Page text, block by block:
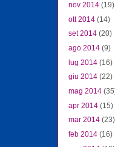
nov 2014 (19)
ott 2014 (14)
set 2014 (20)
ago 2014 (9)
lug 2014 (16)
giu 2014 (22)
mag 2014
apr 2014 (15)
mar 2014 (23)
feb 2014 (16)